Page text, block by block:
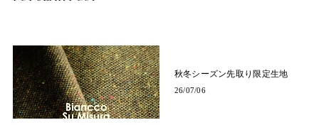
秋冬シーズン先取り限定生地
26/07/06